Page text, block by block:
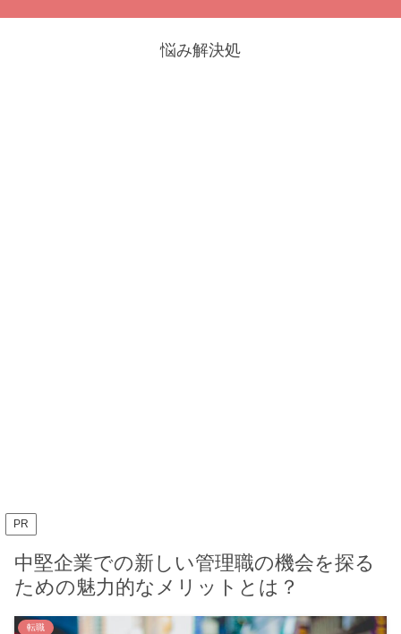
悩み解決処
PR
中堅企業での新しい管理職の機会を探る
ための魅力的なメリットとは？
転職